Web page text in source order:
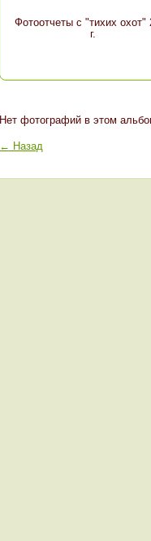
Фотоотчеты с "тихих охот"
г.
Нет фотографий в этом
← Назад